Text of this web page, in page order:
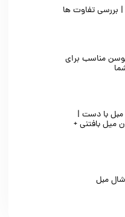
| بررسی تفاوت ها
مناسب برای
با دست |
میل بافتنی +
مبل